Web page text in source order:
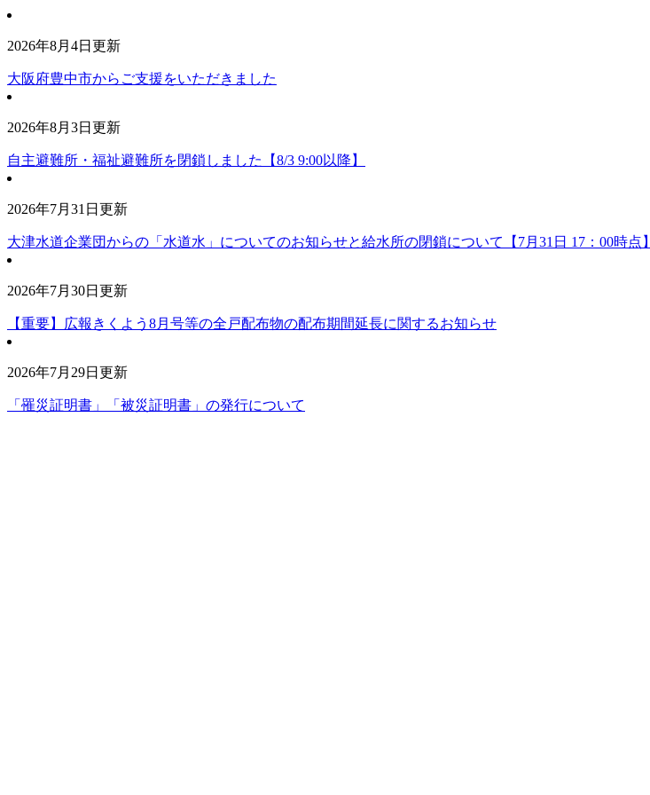
2026年8月4日更新
大阪府豊中市からご支援をいただきました
2026年8月3日更新
自主避難所・福祉避難所を閉鎖しました【8/3 9:00以降】
2026年7月31日更新
大津水道企業団からの「水道水」についてのお知らせと給水所の閉鎖について【7月31日 17：00時点】
2026年7月30日更新
【重要】広報きくよう8月号等の全戸配布物の配布期間延長に関するお知らせ
2026年7月29日更新
「罹災証明書」「被災証明書」の発行について